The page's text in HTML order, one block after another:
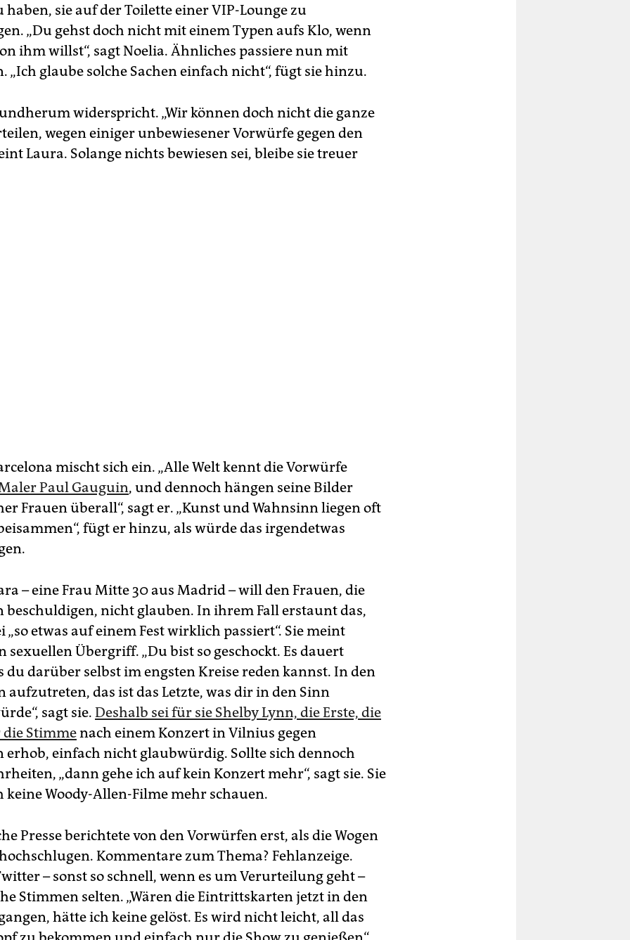
haben, sie auf der Toilette einer VIP-Lounge zu
„Du gehst doch nicht mit einem Typen aufs Klo, wenn
ihm willst“, sagt Noelia. Ähnliches passiere nun mit
„Ich glaube solche Sachen einfach nicht“, fügt sie hinzu.
widerspricht. „Wir können doch nicht die ganze
wegen einiger unbewiesener Vorwürfe gegen den
Laura. Solange nichts bewiesen sei, bleibe sie treuer
mischt sich ein. „Alle Welt kennt die Vorwürfe
Paul Gauguin, und dennoch hängen seine Bilder
Frauen überall“, sagt er. „Kunst und Wahnsinn liegen oft
fügt er hinzu, als würde das irgendetwas
– eine Frau Mitte 30 aus Madrid – will den Frauen, die
beschuldigen, nicht glauben. In ihrem Fall erstaunt das,
„so etwas auf einem Fest wirklich passiert“. Sie meint
sexuellen Übergriff. „Du bist so geschockt. Es dauert
du darüber selbst im engsten Kreise reden kannst. In den
aufzutreten, das ist das Letzte, was dir in den Sinn
sagt sie. Deshalb sei für sie Shelby Lynn, die Erste, die
Stimmenach einem Konzert in Vilnius gegen
erhob, einfach nicht glaubwürdig. Sollte sich dennoch
„dann gehe ich auf kein Konzert mehr“, sagt sie. Sie
keine Woody-Allen-Filme mehr schauen.
Presse berichtete von den Vorwürfen erst, als die Wogen
Kommentare zum Thema? Fehlanzeige.
– sonst so schnell, wenn es um Verurteilung geht –
Stimmen selten. „Wären die Eintrittskarten jetzt in den
hätte ich keine gelöst. Es wird nicht leicht, all das